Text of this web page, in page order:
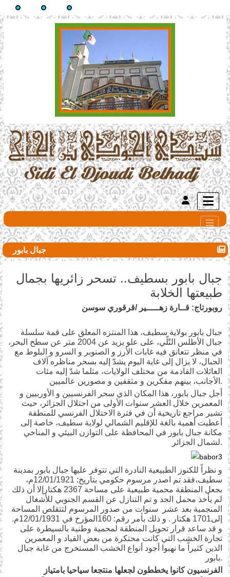
جبال بابور
جبال بابور بسطيف.. تسحر زائريها بجمال
طبيعتها الخلابة
روبورتاج: قــارة زهـــــير /قرقوري سوسن
جبال بابور بولاية سطيف، هذا المنتزه المعلق على قمة سلسلة
جبال الأطلس التّلّي، على علو يزيد عن 2004 متر عن سطح البحر،
في منظر تتعانق فيه غابات الأرز و الصنوبر و السرو و البلوط مع
الجبال، لا يزال إلى غاية اليوم يشدّ إليه بسحر مناظره آلاف
العائلات القادمة من مختلف الولايات، مثلما شدّ إليه مئات
الأجانب، بينهم مفكرين و مثقفين و مصورين عالميين.
أجل جبال بابور، هذا المكان الذي سحر الفرنسيين و الأوربيين و
المعمرين خلال العشر سنوات الأولى من احتلال الجزائر، حيث
تشير مراجع تاريخية أن في فترة الاحتلال الفرنسي للمنطقة
أعطيت أهمية بالغة للإقليم الشمالي لولاية سطيف، خاصة إلى
مكانة جبال بابور في المحافظة على التوازن البيئي و المناخي
لشمال الجزائر.
و نظراً للكنوز الطبيعية النادرة التي تتوفر عليها جبال بابور بمدينة
سطيف،فقد تم اصدر مرسوم حكومي بتاريخ: 12/01/1921م،
بجعل المنطقة محمية طبيعية على مساحة 2367 هكتارإلا أن ذلك
لم يأخذ محمل الجد و تم التنازل عن القسم الجنوبي للأشغال
المنجمية بعد عشر سنوات من صدور المرسوم لتتقلص المساحة
إلى1701 هكتار . و ذلك بأمر رقم: 160المؤرخ في 12/01/1931م.
و قد ساعد قرار تحويل المنطقة لمحمية وطنية بالسيطرة على
تجارة الخشب التي كانت محتكرة من بعض القياد و المعمرين
الذين كثيراً ما نهبوا أجود أنواع الخشب المستخرج من غابة جبال
بابور.
الفرنسيون كانوا يخططون لجعلها منتجعا سياحيا بامتياز